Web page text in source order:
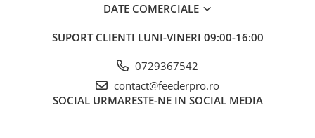
DATE COMERCIALE
SUPORT CLIENTI LUNI-VINERI 09:00-16:00
0729367542
contact@feederpro.ro
SOCIAL URMARESTE-NE IN SOCIAL MEDIA